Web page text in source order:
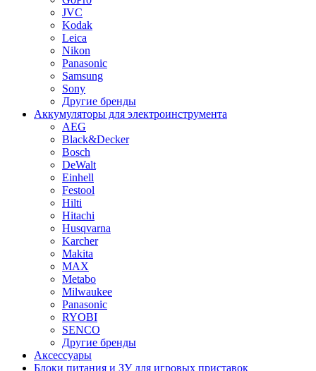
JVC
Kodak
Leica
Nikon
Panasonic
Samsung
Sony
Другие бренды
Аккумуляторы для электроинструмента
AEG
Black&Decker
Bosch
DeWalt
Einhell
Festool
Hilti
Hitachi
Husqvarna
Karcher
Makita
MAX
Metabo
Milwaukee
Panasonic
RYOBI
SENCO
Другие бренды
Аксессуары
Блоки питания и ЗУ для игровых приставок